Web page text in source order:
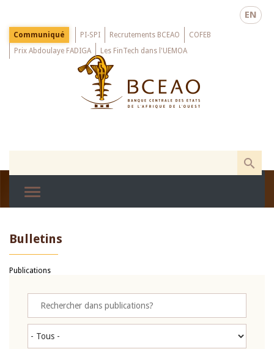
main
EN
Menu
Top
Communiqué PI-SPI Recrutements BCEAO
COFEB
Prix Abdoulaye FADIGA
Les FinTech dans l'UEMOA
Bulletins
Publications